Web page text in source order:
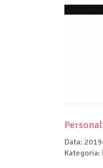
Data:
Kategoria: